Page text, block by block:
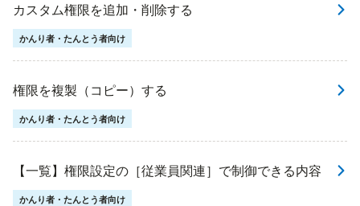
カスタム権限を追加・削除する
かんり者・たんとう者向け
権限を複製（コピー）する
かんり者・たんとう者向け
【一覧】権限設定の［従業員関連］で制御できる内容
かんり者・たんとう者向け